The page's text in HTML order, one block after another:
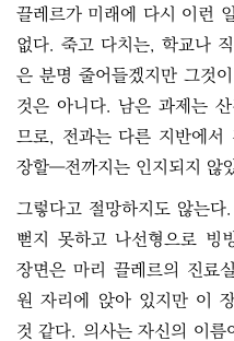
끌레르가 미래에 다시 이런
없다. 죽고 다치는, 학교나
은 분명 줄어들겠지만 그것
것은 아니다. 남은 과제는
므로, 전과는 다른 지반에
장할―전까지는 인지되지 않
그렇다고 절망하지도 않는
뻗지 못하고 나선형으로 빙
장면은 마리 끌레르의 진료
원 자리에 앉아 있지만 이
것 같다. 의사는 자신의 이